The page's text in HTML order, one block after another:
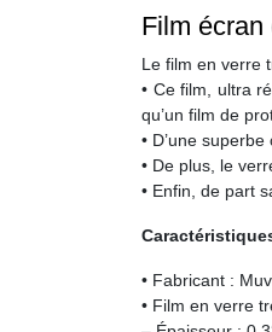
Film
Le film en verre
• Ce film, ultra
qu’un film de
• D’une
• De plus, le
• Enfin, de part
• Fabricant :
• Film en verre